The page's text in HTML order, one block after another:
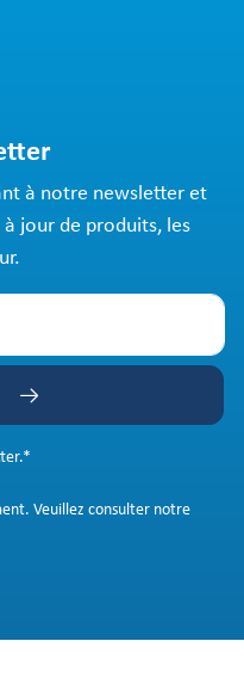
à notre newsletter et
à jour de produits, les
*
Veuillez consulter notre